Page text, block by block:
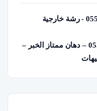
دهان واجهات خارجية مكة 0558344890 - رشة خارجية
معلم دهانات الدمام 0559002951 – دهان ممتاز الخبر –